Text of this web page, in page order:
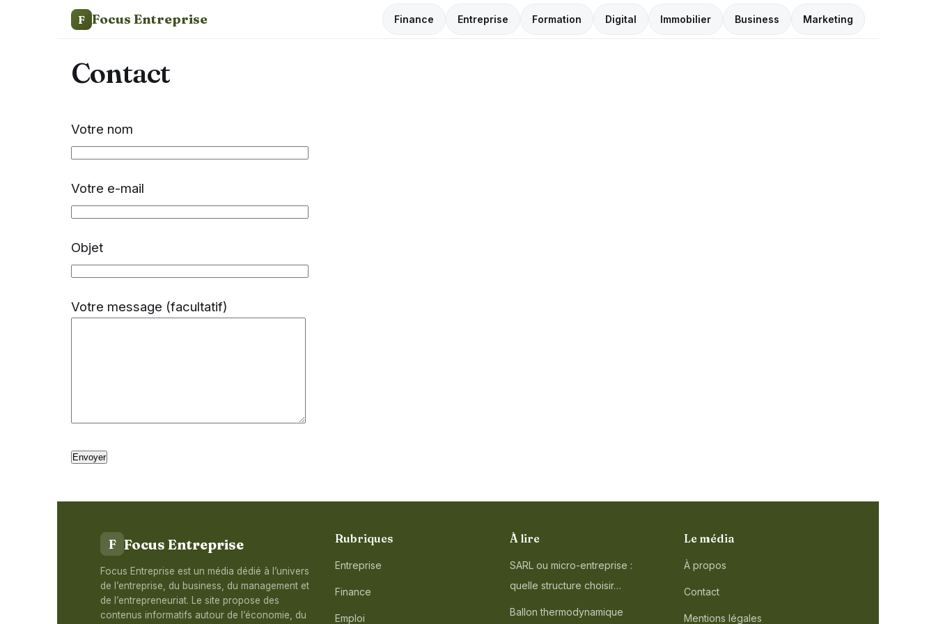
F Focus Entreprise Finance Entreprise Formation Digital Immobilier Business Marketing
Contact
Votre nom
Votre e-mail
Objet
Votre message (facultatif)
F Focus Entreprise
Focus Entreprise est un média dédié à l’univers
de l’entreprise, du business, du management et
de l’entrepreneuriat. Le site propose des
contenus informatifs autour de l’économie, du
Rubriques
Entreprise
Finance
Emploi
À lire
SARL ou micro-entreprise :
quelle structure choisir…
Ballon thermodynamique
Le média
À propos
Contact
Mentions légales